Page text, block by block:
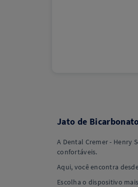
Jato de
A Dental Cremer - Henry
confortáveis.
Aqui, você encontra
Escolha o dispositivo